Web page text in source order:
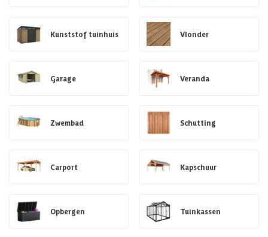
Kunststof tuinhuis Vlonder
Garage Veranda
Zwembad Schutting
Carport Kapschuur
Opbergen Tuinkassen